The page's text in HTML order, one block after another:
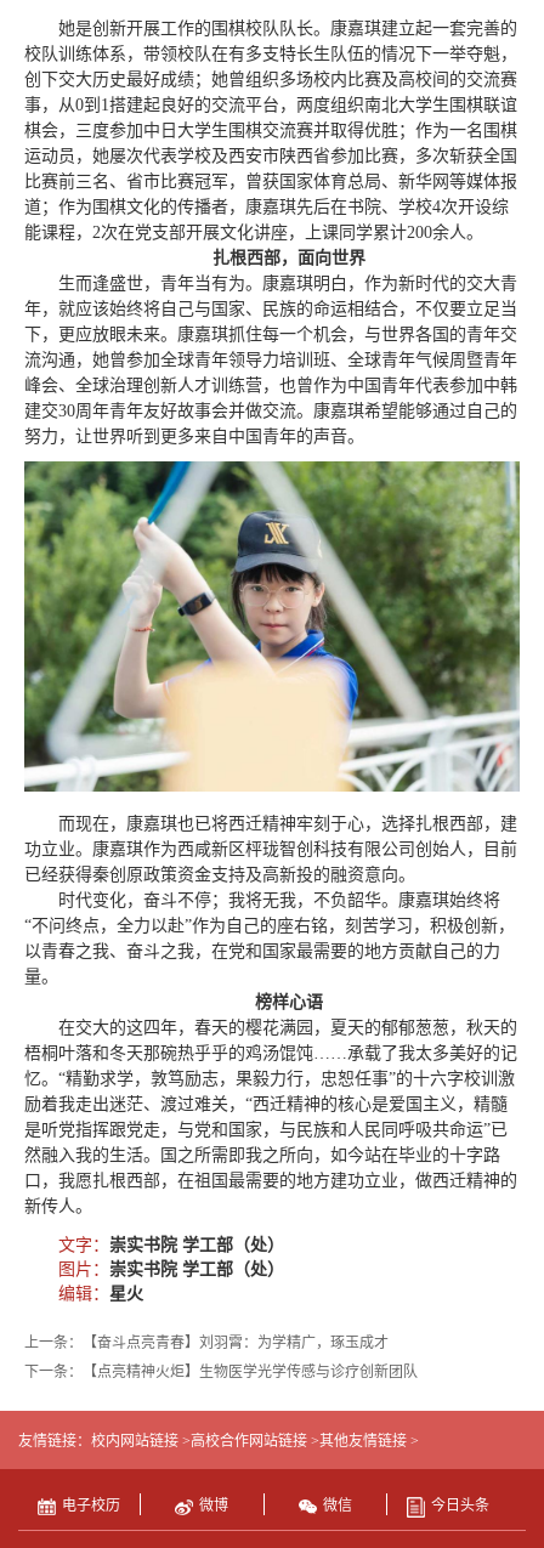
她是创新开展工作的围棋校队队长。康嘉琪建立起一套完善的
校队训练体系，带领校队在有多支特长生队伍的情况下一举夺魁，
创下交大历史最好成绩；她曾组织多场校内比赛及高校间的交流赛
事，从0到1搭建起良好的交流平台，两度组织南北大学生围棋联谊
棋会，三度参加中日大学生围棋交流赛并取得优胜；作为一名围棋
运动员，她屡次代表学校及西安市陕西省参加比赛，多次斩获全国
比赛前三名、省市比赛冠军，曾获国家体育总局、新华网等媒体报
道；作为围棋文化的传播者，康嘉琪先后在书院、学校4次开设综
能课程，2次在党支部开展文化讲座，上课同学累计200余人。
扎根西部，面向世界
生而逢盛世，青年当有为。康嘉琪明白，作为新时代的交大青
年，就应该始终将自己与国家、民族的命运相结合，不仅要立足当
下，更应放眼未来。康嘉琪抓住每一个机会，与世界各国的青年交
流沟通，她曾参加全球青年领导力培训班、全球青年气候周暨青年
峰会、全球治理创新人才训练营，也曾作为中国青年代表参加中韩
建交30周年青年友好故事会并做交流。康嘉琪希望能够通过自己的
努力，让世界听到更多来自中国青年的声音。
而现在，康嘉琪也已将西迁精神牢刻于心，选择扎根西部，建
功立业。康嘉琪作为西咸新区枰珑智创科技有限公司创始人，目前
已经获得秦创原政策资金支持及高新投的融资意向。
时代变化，奋斗不停；我将无我，不负韶华。康嘉琪始终将
“不问终点，全力以赴”作为自己的座右铭，刻苦学习，积极创新，
以青春之我、奋斗之我，在党和国家最需要的地方贡献自己的力
量。
榜样心语
在交大的这四年，春天的樱花满园，夏天的郁郁葱葱，秋天的
梧桐叶落和冬天那碗热乎乎的鸡汤馄饨……承载了我太多美好的记
忆。“精勤求学，敦笃励志，果毅力行，忠恕任事”的十六字校训激
励着我走出迷茫、渡过难关，“西迁精神的核心是爱国主义，精髓
是听党指挥跟党走，与党和国家，与民族和人民同呼吸共命运”已
然融入我的生活。国之所需即我之所向，如今站在毕业的十字路
口，我愿扎根西部，在祖国最需要的地方建功立业，做西迁精神的
新传人。
文字： 崇实书院 学工部（处）
图片： 崇实书院 学工部（处）
编辑： 星火
上一条：【奋斗点亮青春】刘羽霄：为学精广，琢玉成才
下一条：【点亮精神火炬】生物医学光学传感与诊疗创新团队
友情链接： 校内网站链接 >高校合作网站链接 >其他友情链接 >
电子校历 微博 微信 今日头条